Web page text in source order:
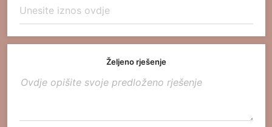
Željeno rješenje